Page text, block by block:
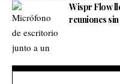
Wispr Flow
reuniones